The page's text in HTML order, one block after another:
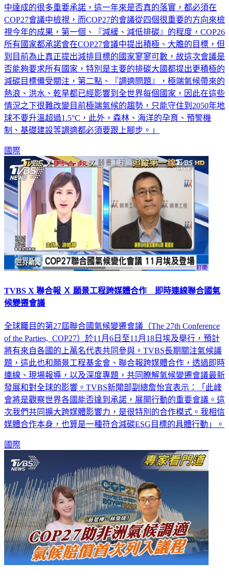
中達成的很多重要承諾，這一年來是否真的落實，都必須在
COP27會議中檢視，而COP27的會議從四個很重要的方向來檢
視今年的成果，第一個、『減緩、減低排碳』的程度，COP26
所有國家都承諾會在COP27會議中提出積極、大膽的目標，但
到目前為止真正提出減排目標的國家寥寥可數，故這次會議是
否能夠要求所有國家，特別是主要的排碳大國都提出更積極的
減碳目標備受關注，第二點、『調適問題』，極端氣候帶來的
熱浪、洪水、乾旱都已經影響到全世界每個國家，因此在這些
情況之下很難改變目前極端氣候的趨勢，只能守住到2050年地
球不要升溫超過1.5°C，此外，森林、海洋的孕育、預警機
制、基礎建設等調適都必須要跟上腳步。」
國際
TVBS X 聯合報 Ｘ 願景工程跨媒體合作 即時連線聯合國氣
候變遷會議
全球矚目的第27屆聯合國氣候變遷會議（The 27th Conference
of the Parties, COP27）於11月6日至11月18日埃及舉行，預計
將有來自各國的上萬名代表共同參與。TVBS長期關注氣候議
題，這此也和願景工程基金會、聯合報跨媒體合作，透過即時
連線、現場報導，以及深度專題，共同瞭解氣候變遷會議最新
發展和對全球的影響。TVBS新聞部副總詹怡宜表示：「此峰
會將是觀察世界各國能否達到承諾，展開行動的重要會議。這
次我們共同擴大跨媒體影響力，是很特別的合作模式。我相信
媒體合作本身，也算是一種符合減碳ESG目標的具體行動」。
國際